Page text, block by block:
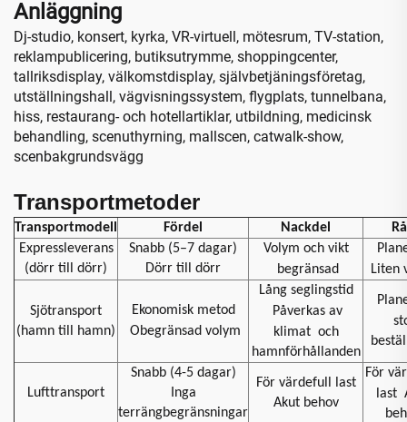
Anläggning
Dj-studio, konsert, kyrka, VR-virtuell, mötesrum, TV-station,
reklampublicering, butiksutrymme, shoppingcenter,
tallriksdisplay, välkomstdisplay, självbetjäningsföretag,
utställningshall, vägvisningssystem, flygplats, tunnelbana,
hiss, restaurang- och hotellartiklar, utbildning, medicinsk
behandling, scenuthyrning, mallscen, catwalk-show,
scenbakgrundsvägg
Transportmetoder
Transportmodell Fördel Nackdel
Expressleverans
(dörr till dörr)
Snabb (5–7 dagar)
Dörr till dörr
Volym och vikt
begränsad
Liten
Sjötransport
(hamn till hamn)
Ekonomisk metod
Obegränsad volym
Lång seglingstid
Påverkas av
klimat och
hamnförhållanden
Lufttransport
Snabb (4-5 dagar)
Inga
terrängbegränsningar
För värdefull last
Akut behov
För
last